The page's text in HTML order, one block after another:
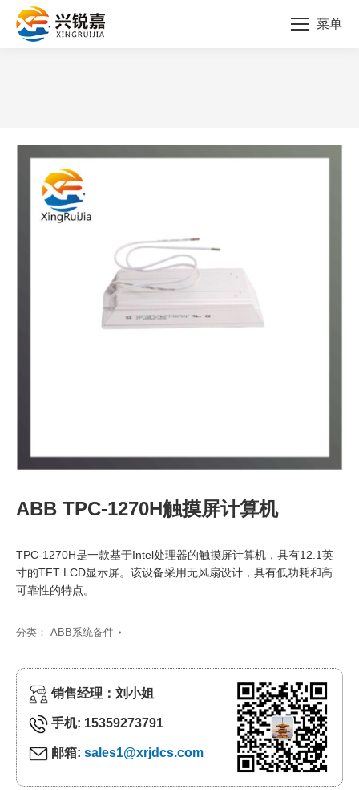
菜单
ABB TPC-1270H触摸屏计算机
TPC-1270H是一款基于Intel处理器的触摸屏计算机，具有12.1英
寸的TFT LCD显示屏。该设备采用无风扇设计，具有低功耗和高
可靠性的特点。
分类： ABB系统备件
销售经理：刘小姐
手机: 15359273791
邮箱: sales1@xrjdcs.com